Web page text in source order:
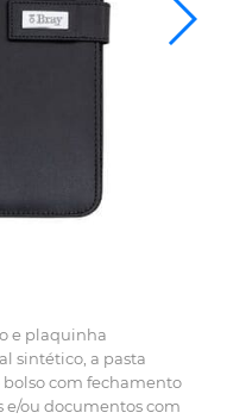
e plaquinha
sintético, a pasta
com fechamento
e/ou documentos com